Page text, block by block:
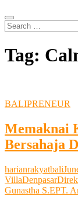
Search
…
Tag:
BALIPRENEUR
Memaknai
Bersahaja
harianrakyatbali
VillaDenpasar
Gunastha S.EPT.